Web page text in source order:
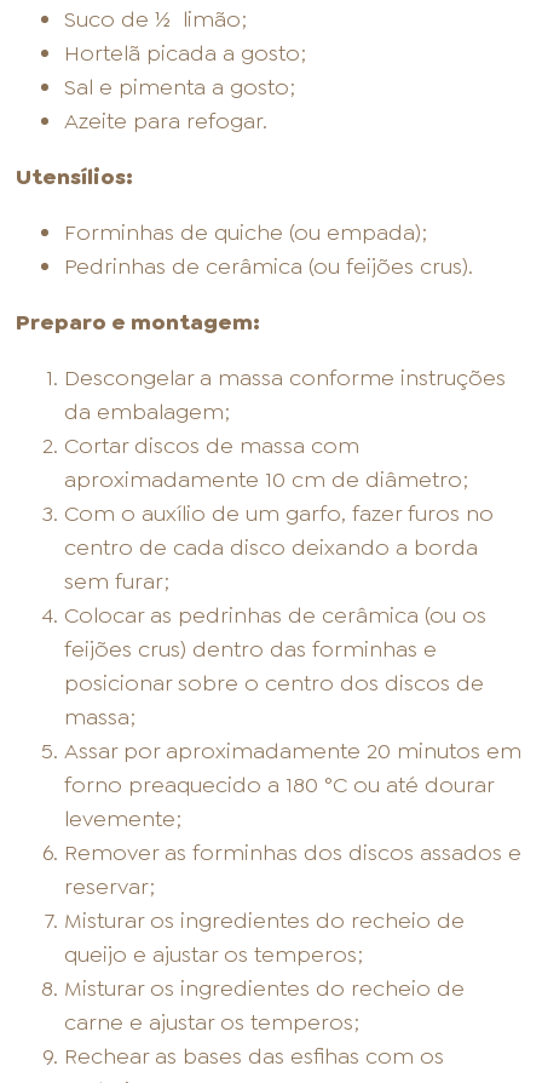
Suco de ½ limão;
Hortelã picada a gosto;
Sal e pimenta a gosto;
Azeite para refogar.
Utensílios:
Forminhas de quiche (ou empada);
Pedrinhas de cerâmica (ou feijões crus).
Preparo e montagem:
Descongelar a massa conforme instruções
da embalagem;
Cortar discos de massa com
aproximadamente 10 cm de diâmetro;
Com o auxílio de um garfo, fazer furos no
centro de cada disco deixando a borda
sem furar;
Colocar as pedrinhas de cerâmica (ou os
feijões crus) dentro das forminhas e
posicionar sobre o centro dos discos de
massa;
Assar por aproximadamente 20 minutos em
forno preaquecido a 180 °C ou até dourar
levemente;
Remover as forminhas dos discos assados e
reservar;
Misturar os ingredientes do recheio de
queijo e ajustar os temperos;
Misturar os ingredientes do recheio de
carne e ajustar os temperos;
Rechear as bases das esfihas com os